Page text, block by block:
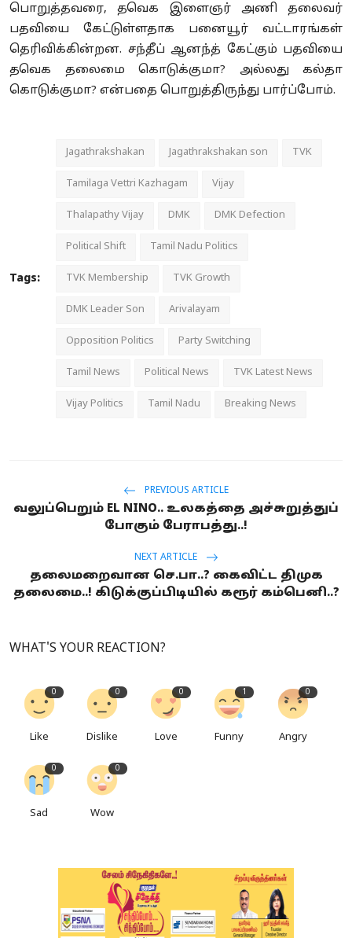
பொறுத்தவரை, தவெக இளைஞர் அணி தலைவர்
பதவியை கேட்டுள்ளதாக பனையூர் வட்டாரங்கள்
தெரிவிக்கின்றன. சந்தீப் ஆனந்த் கேட்கும் பதவியை
தவெக தலைமை கொடுக்குமா? அல்லது கல்தா
கொடுக்குமா? என்பதை பொறுத்திருந்து பார்ப்போம்.
Tags:
Jagathrakshakan Jagathrakshakan son TVK
Tamilaga Vettri Kazhagam Vijay
Thalapathy Vijay DMK DMK Defection
Political Shift Tamil Nadu Politics
TVK Membership TVK Growth
DMK Leader Son Arivalayam
Opposition Politics Party Switching
Tamil News Political News TVK Latest News
Vijay Politics Tamil Nadu Breaking News
PREVIOUS ARTICLE
வலுப்பெறும் EL NINO.. உலகத்தை அச்சுறுத்துப்
போகும் பேராபத்து..!
NEXT ARTICLE
தலைமறைவான செ.பா..? கைவிட்ட திமுக
தலைமை..! கிடுக்குப்பிடியில் கரூர் கம்பெனி..?
WHAT'S YOUR REACTION?
0
Like
0
Dislike
0
Love
1
Funny
0
Angry
0
Sad
0
Wow